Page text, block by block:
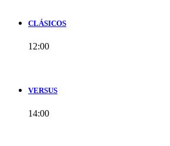
CLÁSICOS
12:00
VERSUS
14:00